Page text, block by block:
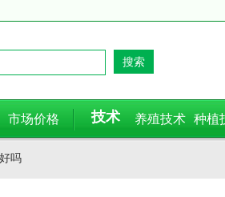
市场价格 技术 养殖技术 种植
吗